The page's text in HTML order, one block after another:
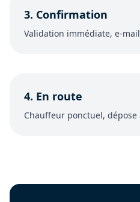
3. Confirmation
Validation immédiate, e-
4. En route
Chauffeur ponctuel,